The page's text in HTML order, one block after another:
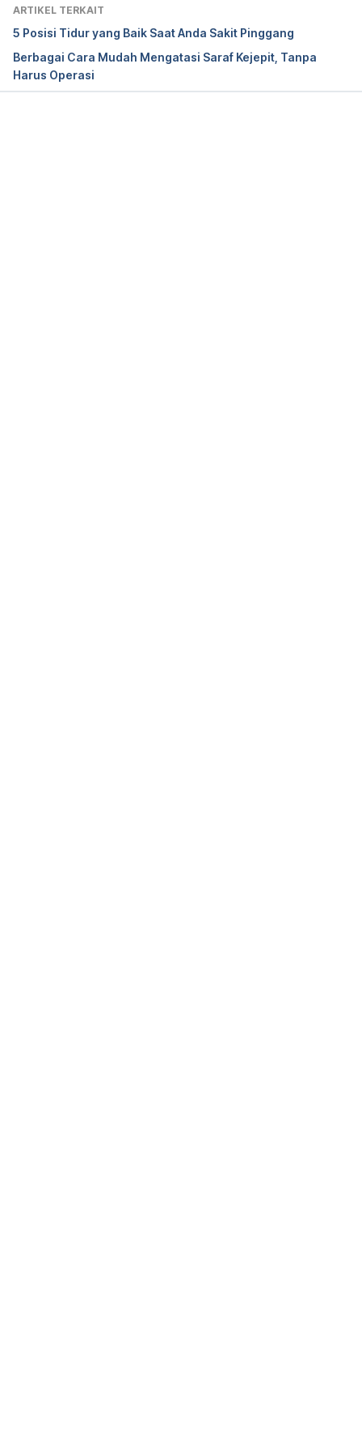
Retrieved 10 November 2021, from
https://emedicine.medscape.com/article/1263961-
overview
ARTIKEL TERKAIT
5 Posisi Tidur yang Baik Saat Anda Sakit Pinggang
Berbagai Cara Mudah Mengatasi Saraf Kejepit, Tanpa
Harus Operasi